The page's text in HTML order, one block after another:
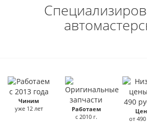
Чиним
уже 12 лет
Работаем
с 2010 г.
от